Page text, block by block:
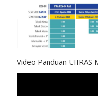
Video Panduan UIIRAS